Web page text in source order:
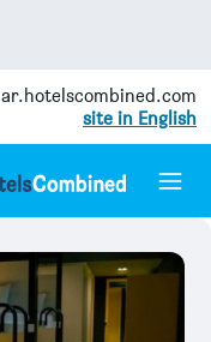
ar.hotelscombined.com
site in English